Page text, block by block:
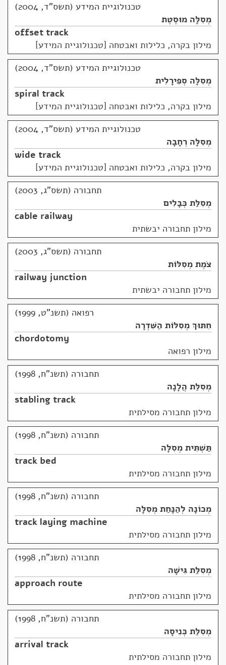
טכנולוגיית המידע (תשס"ד, 2004)
מְסִלָּה מוּסֶטֶת
offset track
מילון בקרה, כלילות ואבטחה [טכנולוגיית המידע]
טכנולוגיית המידע (תשס"ד, 2004)
מְסִלָּה סְפִּירָלִית
spiral track
מילון בקרה, כלילות ואבטחה [טכנולוגיית המידע]
טכנולוגיית המידע (תשס"ד, 2004)
מְסִלָּה רְחָבָה
wide track
מילון בקרה, כלילות ואבטחה [טכנולוגיית המידע]
תחבורה (תשס"ג, 2003)
מְסִלַּת כְּבָלִים
cable railway
מילון תחבורה יבשתית
תחבורה (תשס"ג, 2003)
צֹמֶת מְסִלּוֹת
railway junction
מילון תחבורה יבשתית
רפואה (תשנ"ט, 1999)
חִתּוּךְ מְסִלּוֹת הַשִּׁדְרָה
chordotomy
מילון רפואה
תחבורה (תשנ"ח, 1998)
מְסִלַּת הֲלָנָה
stabling track
מילון תחבורה מסילתית
תחבורה (תשנ"ח, 1998)
תַּשְׁתִּית מְסִלָּה
track bed
מילון תחבורה מסילתית
תחבורה (תשנ"ח, 1998)
מְכוֹנָה לְהַנָּחַת מְסִלָּה
track laying machine
מילון תחבורה מסילתית
תחבורה (תשנ"ח, 1998)
מְסִלַּת גִּישָׁה
approach route
מילון תחבורה מסילתית
תחבורה (תשנ"ח, 1998)
מְסִלַּת כְּנִיסָה
arrival track
מילון תחבורה מסילתית